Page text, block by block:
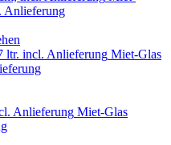
Anlieferung
Miet-Glas
Miet-Glas